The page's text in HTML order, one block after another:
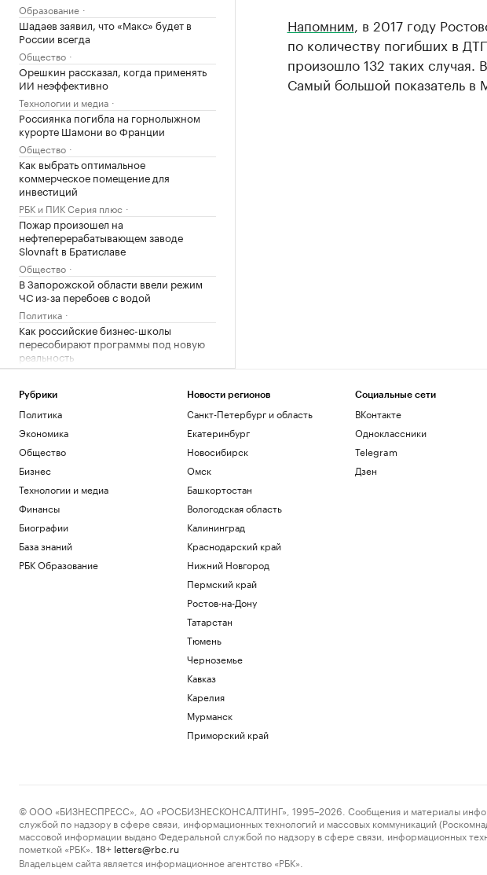
Образование
Шадаев заявил, что «Макс» будет в
России всегда
Общество
Орешкин рассказал, когда применять
ИИ неэффективно
Технологии и медиа
Россиянка погибла на горнолыжном
курорте Шамони во Франции
Общество
Как выбрать оптимальное
коммерческое помещение для
инвестиций
РБК и ПИК Серия плюс
Пожар произошел на
нефтеперерабатывающем заводе
Slovnaft в Братиславе
Общество
В Запорожской области ввели режим
ЧС из-за перебоев с водой
Политика
Как российские бизнес-школы
пересобирают программы под новую
реальность
Образование
Мельникова выразила надежду, что
ситуация с визами на ЧЕ изменится
Спорт
Почему продажи городских автобусов
растут на фоне стагнации рынка
Бизнес
рассказал о скором выдворении из
России
Общество
Перевозки контейнеров на СКЖД в
июле выросли почти на 7%
Ростов-на-Дону
Загрузить еще
Напомним , в 2017 году
по количеству погибших в
произошло 132 таких
Самый большой показатель в
Рубрики
Политика
Экономика
Общество
Бизнес
Технологии и медиа
Финансы
Биографии
База знаний
РБК Образование
Новости регионов
Санкт-Петербург и область
Екатеринбург
Новосибирск
Омск
Башкортостан
Вологодская область
Калининград
Краснодарский край
Нижний Новгород
Пермский край
Ростов-на-Дону
Татарстан
Тюмень
Черноземье
Кавказ
Карелия
Мурманск
Приморский край
Социальные сети
ВКонтакте
Одноклассники
Telegram
Дзен
© ООО «БИЗНЕСПРЕСС», АО «РОСБИЗНЕСКОНСАЛТИНГ», 1995–2026. Сообщения и материалы
службой по надзору в сфере связи, информационных технологий и массовых коммуникаций
массовой информации выдано Федеральной службой по надзору в сфере связи, информационных
пометкой «РБК».
18+ letters@rbc.ru
Владельцем сайта является информационное агентство «РБК».